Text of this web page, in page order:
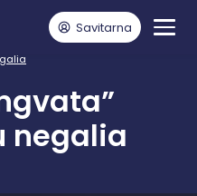
Savitarna
leidimai ir lengvatos
negalia